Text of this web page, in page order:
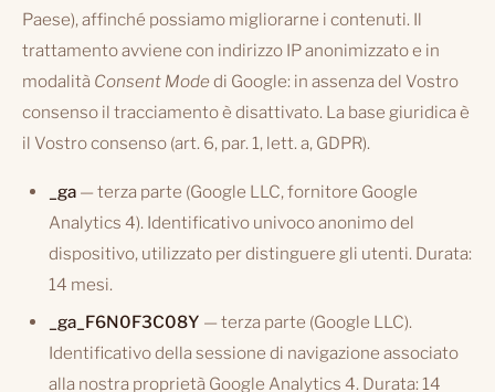
Paese), affinché possiamo migliorarne i contenuti. Il
trattamento avviene con indirizzo IP anonimizzato e in
modalità Consent Modedi Google: in assenza del Vostro
consenso il tracciamento è disattivato. La base giuridica è
il Vostro consenso (art. 6, par. 1, lett. a, GDPR).
_ga — terza parte (Google LLC, fornitore Google
Analytics 4). Identificativo univoco anonimo del
dispositivo, utilizzato per distinguere gli utenti. Durata:
14 mesi.
_ga_F6N0F3C08Y — terza parte (Google LLC).
Identificativo della sessione di navigazione associato
alla nostra proprietà Google Analytics 4. Durata: 14